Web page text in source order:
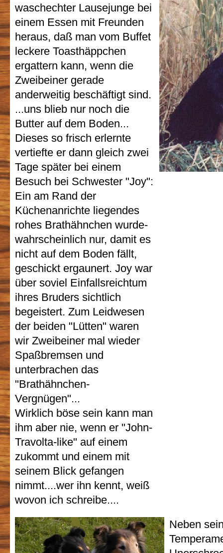
waschechter Lausejunge bei
einem Essen mit Freunden
heraus, daß man vom Buffet
leckere Toasthäppchen
ergattern kann, wenn die
Zweibeiner gerade
anderweitig beschäftigt sind.
...uns blieb nur noch die
Butter auf dem Boden...
Dieses so frisch erlernte
vertiefte er dann gleich zwei
Tage später bei einem
Besuch bei Schwester "Joy":
Ein am Rand der
Küchenanrichte liegendes
rohes Brathähnchen wurde-
wahrscheinlich nur, damit es
nicht auf dem Boden fällt,
geschickt ergaunert. Joy war
über soviel Einfallsreichtum
ihres Bruders sichtlich
begeistert. Zum Leidwesen
der beiden "Lütten" waren
wir Zweibeiner mal wieder
Spaßbremsen und
unterbrachen das
"Brathähnchen-
Vergnügen"...
Wirklich böse sein kann man
ihm aber nie, wenn er "John-
Travolta-like" auf einem
zukommt und einem mit
seinem Blick gefangen
nimmt....wer ihn kennt, weiß
wovon ich schreibe....
Neben